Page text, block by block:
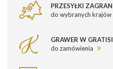
PRZESYŁKI
do wybranych krajów
GRAWER W
do zamówienia